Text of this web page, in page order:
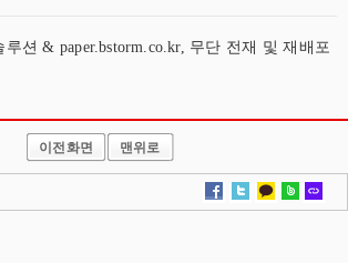
션 & paper.bstorm.co.kr, 무단 전재 및 재배포
이전화면 맨위로